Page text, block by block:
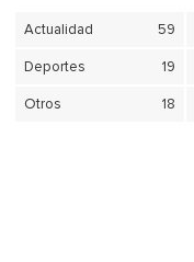
Actualidad 59
Deportes 19
Otros 18